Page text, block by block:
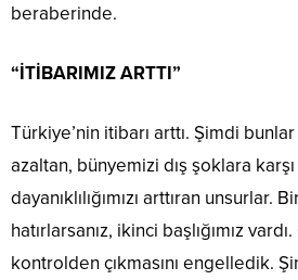
beraberinde.
“İTİBARIMIZ ARTTI”
Türkiye’nin itibarı arttı. Şimdi bunlar
azaltan, bünyemizi dış şoklara
dayanıklılığımızı arttıran unsurlar.
hatırlarsanız, ikinci başlığımız
kontrolden çıkmasını engelledik.